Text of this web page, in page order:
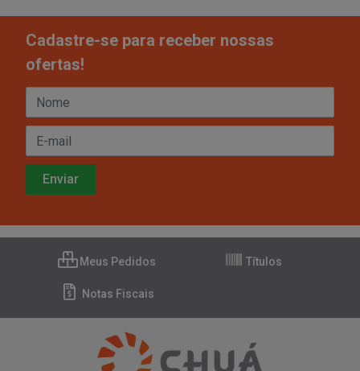
Cadastre-se para receber nossas
ofertas!
Meus Pedidos Títulos
Notas Fiscais